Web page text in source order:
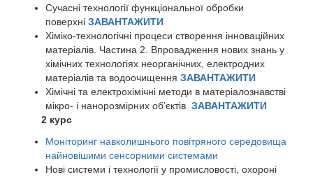
Сучасні технології функціональної обробки
поверхні ЗАВАНТАЖИТИ
Хіміко-технологічні процеси створення інноваційних
матеріалів. Частина 2. Впровадження нових знань у
хімічних технологіях неорганічних, електродних
матеріалів та водоочищення ЗАВАНТАЖИТИ
Хімічні та електрохімічні методи в матеріалознавстві
мікро- і нанорозмірних об’єктів ЗАВАНТАЖИТИ
2 курс
Моніторинг навколишнього повітряного середовища
найновішими сенсорними системами
Нові системи і технології у промисловості, охороні